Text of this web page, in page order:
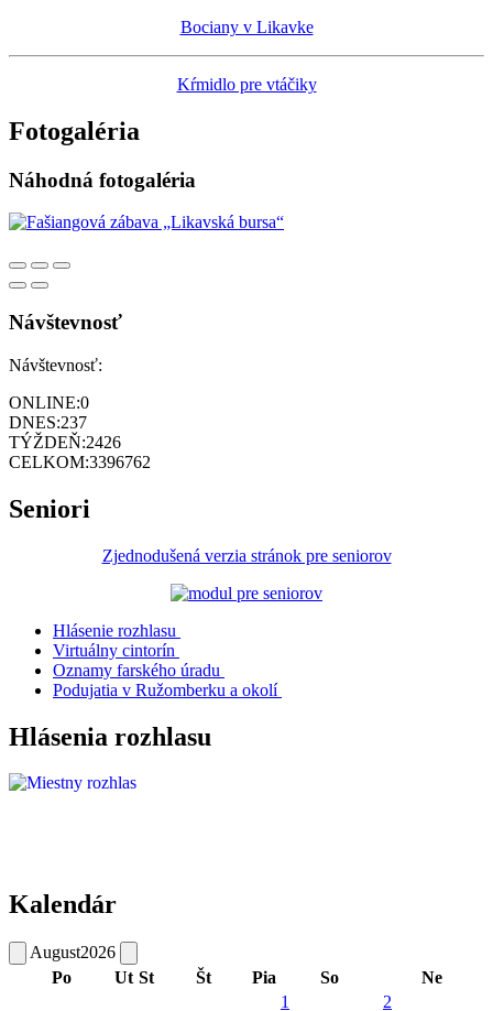
Bociany v Likavke
Kŕmidlo pre vtáčiky
Fotogaléria
Náhodná fotogaléria
Návštevnosť
Návštevnosť:
ONLINE:0
DNES:237
TÝŽDEŇ:2426
CELKOM:3396762
Seniori
Zjednodušená verzia stránok pre seniorov
Hlásenie rozhlasu
Virtuálny cintorín
Oznamy farského úradu
Podujatia v Ružomberku a okolí
Hlásenia rozhlasu
Kalendár
August2026
Po
Ut St Št Pia So
Ne
1
2